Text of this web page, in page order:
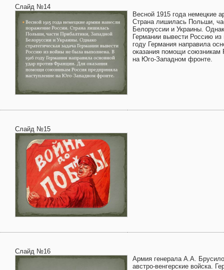
Слайд №14
Весной 1915 года немецкие
Страна лишилась Польши,
Белоруссии и Украины.
Германии вывести Россию
году Германия направила
оказания помощи союзникам
на Юго-Западном фронте.
Слайд №15
Слайд №16
Армия генерала А.А.
австро-венгерские войска.